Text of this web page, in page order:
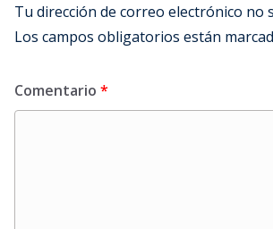
Tu dirección de correo electrónico no
Los campos obligatorios están
Comentario *